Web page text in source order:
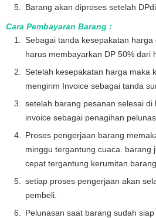
Barang akan diproses setelah
Cara Pembayaran Barang :
Sebagai tanda kesepakatan
harus membayarkan DP 50% dari
Setelah kesepakatan harga maka
mengirim Invoice sebagai tanda
setelah barang pesanan selesai
invoice sebagai penagihan
Proses pengerjaan barang
minggu tergantung cuaca. barang
cepat tergantung kerumitan
setiap proses pengerjaan akan
pembeli.
Pelunasan saat barang sudah siap